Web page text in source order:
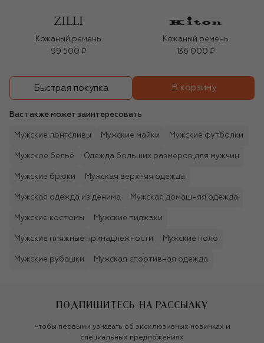
Кожаный ремень
99 500 ₽
Кожаный ремень
136 000 ₽
Быстрая покупка В корзину
Вас также может заинтересовать
Мужские лонгсливы Мужские майки Мужские футболки
Мужское бельё Одежда больших размеров для мужчин
Мужские брюки Мужская верхняя одежда
Мужская одежда из денима Мужская домашняя одежда
Мужские костюмы Мужские пиджаки
Мужские пляжные принадлежности Мужские поло
Мужские рубашки Мужская спортивная одежда
ПОДПИШИТЕСЬ НА РАССЫЛКУ
Чтобы первыми узнавать об эксклюзивных новинках и
специальных предложениях